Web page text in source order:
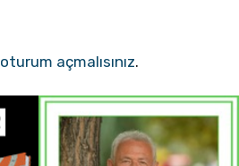
oturum açmalısınız.